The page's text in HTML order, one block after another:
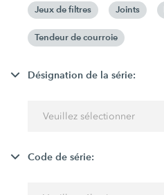
Jeux de filtres Joints
Tendeur de courroie
Désignation de la série:
Veuillez sélectionner
Code de série: